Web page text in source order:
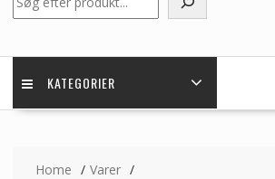
KATEGORIER
Home
Varer